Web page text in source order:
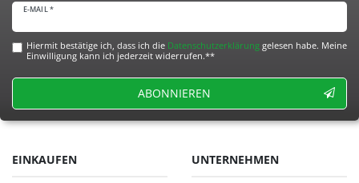
E-MAIL *
Hiermit bestätige ich, dass ich die Daten­schutz­erklärunggelesen habe. Meine
Einwilligung kann ich jederzeit widerrufen.**
ABONNIEREN
EINKAUFEN UNTERNEHMEN